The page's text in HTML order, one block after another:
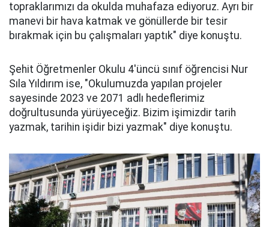
topraklarımızı da okulda muhafaza ediyoruz. Ayrı bir
manevi bir hava katmak ve gönüllerde bir tesir
bırakmak için bu çalışmaları yaptık" diye konuştu.
Şehit Öğretmenler Okulu 4'üncü sınıf öğrencisi Nur
Sıla Yıldırım ise, "Okulumuzda yapılan projeler
sayesinde 2023 ve 2071 adlı hedeflerimiz
doğrultusunda yürüyeceğiz. Bizim işimizdir tarih
yazmak, tarihin işidir bizi yazmak" diye konuştu.